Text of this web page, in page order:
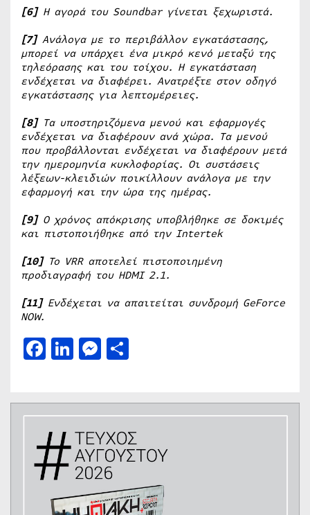
[6]Η αγορά του Soundbar γίνεται ξεχωριστά.
[7]Ανάλογα με το περιβάλλον εγκατάστασης,
μπορεί να υπάρχει ένα μικρό κενό μεταξύ της
τηλεόρασης και του τοίχου. Η εγκατάσταση
ενδέχεται να διαφέρει. Ανατρέξτε στον οδηγό
εγκατάστασης για λεπτομέρειες.
[8]Τα υποστηριζόμενα μενού και εφαρμογές
ενδέχεται να διαφέρουν ανά χώρα. Τα μενού
που προβάλλονται ενδέχεται να διαφέρουν μετά
την ημερομηνία κυκλοφορίας. Οι συστάσεις
λέξεων-κλειδιών ποικίλλουν ανάλογα με την
εφαρμογή και την ώρα της ημέρας.
[9]Ο χρόνος απόκρισης υποβλήθηκε σε δοκιμές
και πιστοποιήθηκε από την Intertek
[10]Το VRRαποτελεί πιστοποιημένη
προδιαγραφή του HDMI2.1.
[11]Ενδέχεται να απαιτείται συνδρομή GeForce
NOW.
Facebook
LinkedIn
Messenger